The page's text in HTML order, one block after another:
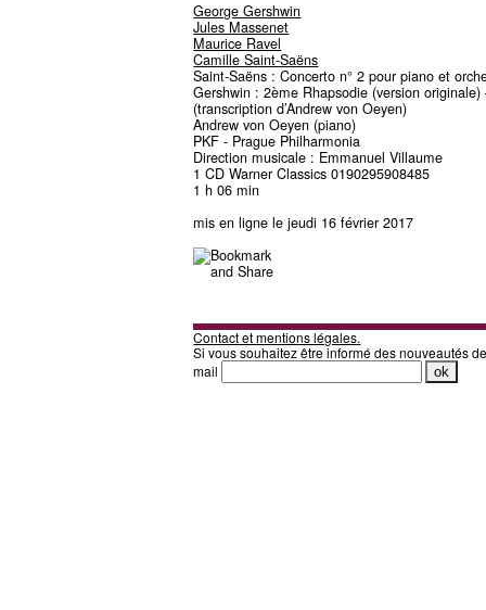
George Gershwin
Jules Massenet
Maurice Ravel
Camille Saint-Saëns
Saint-Saëns : Concerto n° 2 pour piano et
Gershwin : 2ème Rhapsodie (version
(transcription d’Andrew von Oeyen)
Andrew von Oeyen (piano)
PKF - Prague Philharmonia
Direction musicale : Emmanuel Villaume
1 CD Warner Classics 0190295908485
1 h 06 min
mis en ligne le jeudi 16 février 2017
Contact et mentions légales.
Si vous souhaitez être informé des nouveautés
mail